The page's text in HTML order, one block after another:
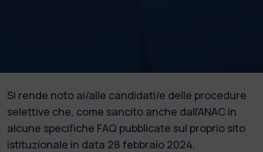
Si rende noto ai/alle candidati/e delle procedure
selettive che, come sancito anche dall’ANAC in
alcune specifiche FAQ pubblicate sul proprio sito
istituzionale in data 28 febbraio 2024,